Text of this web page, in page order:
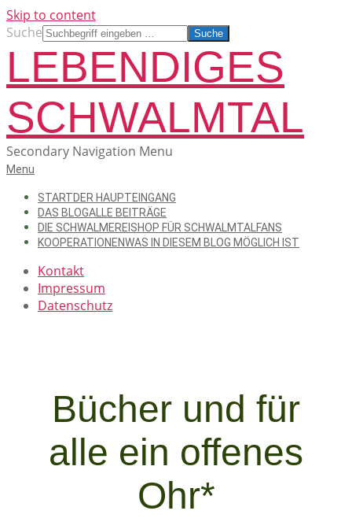
Skip to content
Suche
LEBENDIGES
SCHWALMTAL
Secondary Navigation Menu
Menu
STARTDER HAUPTEINGANG
DAS BLOGALLE BEITRÄGE
DIE SCHWALMEREI SHOP FÜR SCHWALMTALFANS
KOOPERATIONENWAS IN DIESEM BLOG MÖGLICH IST
Kontakt
Impressum
Datenschutz
Bücher und für
alle ein offenes
Ohr*